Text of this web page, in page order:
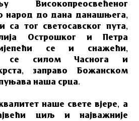
народ до дана данашњега,
са тог светосавског пута,
Острошког и Петра
се и снажећи,
се силом Часнога и
заправо Божанском
наша срца.
наше свете вјере, а
циљ и најважније